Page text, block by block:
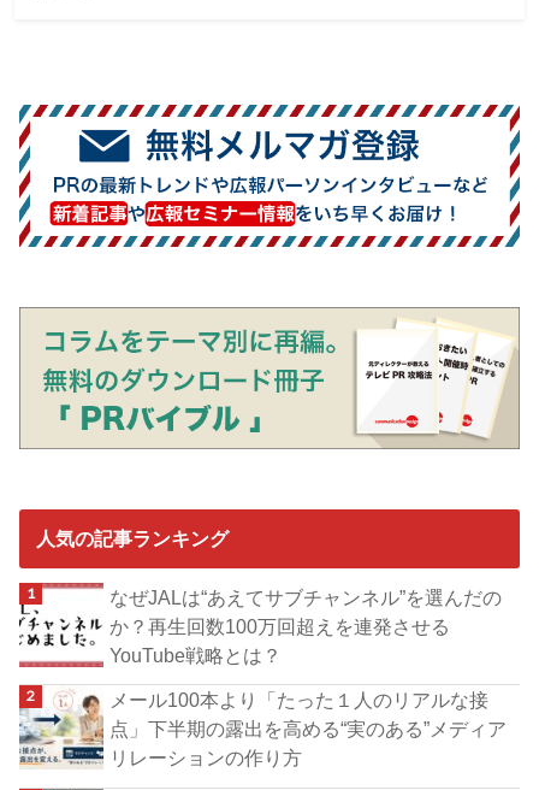
人気の記事ランキング
なぜJALは“あえてサブチャンネル”を選んだの
か？再生回数100万回超えを連発させる
YouTube戦略とは？
メール100本より「たった１人のリアルな接
点」下半期の露出を高める“実のある”メディア
リレーションの作り方